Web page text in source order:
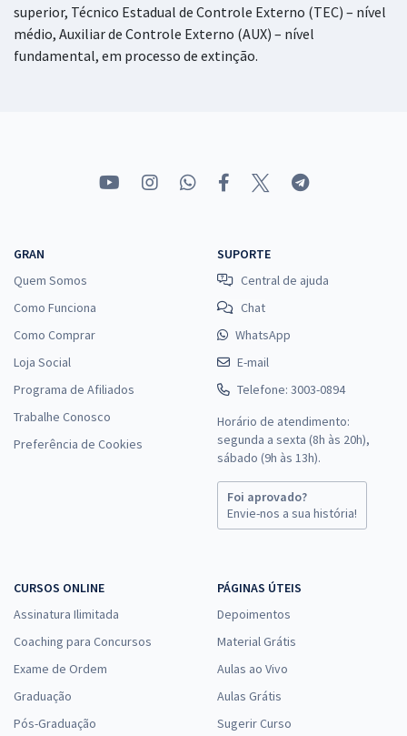
Economize R$ 95,76 (-20%)
Comprar
R$ 478,32
à vista
Estadual de Apoio ao Controle Externo – Especialidade: Engenharia
Elétrica (Pós-Edital)
à vista
R$39,86
Economize R$ 119,58 (-20%)
TCE MA - Tribunal de Contas do Estado do Maranhão - Auditor
Edital)
à vista
R$39,86
Economize R$ 119,58 (-20%)
Comprar
superior, Técnico Estadual de Controle Externo (TEC) – nível
médio, Auxiliar de Controle Externo (AUX) – nível
fundamental, em processo de extinção.
GRAN
Quem Somos
Como Funciona
Como Comprar
Loja Social
Programa de Afiliados
Trabalhe Conosco
Preferência de Cookies
SUPORTE
Central de ajuda
Chat
WhatsApp
E-mail
Telefone: 3003-0894
Horário de atendimento:
segunda a sexta (8h às 20h),
sábado (9h às 13h).
Foi aprovado?
Envie-nos a sua história!
CURSOS ONLINE
Assinatura Ilimitada
Coaching para Concursos
Exame de Ordem
Graduação
Pós-Graduação
PÁGINAS ÚTEIS
Depoimentos
Material Grátis
Aulas ao Vivo
Aulas Grátis
Sugerir Curso